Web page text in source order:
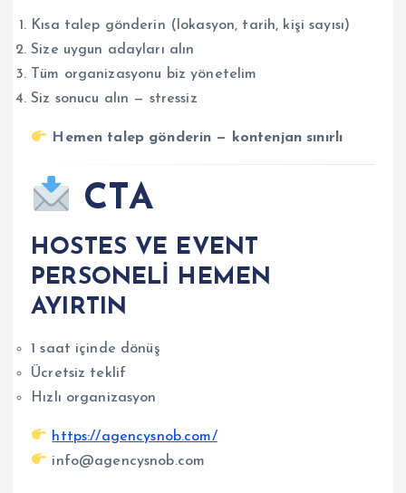
Kısa talep gönderin (lokasyon, tarih, kişi sayısı)
Size uygun adayları alın
Tüm organizasyonu biz yönetelim
Siz sonucu alın — stressiz
Hemen talep gönderin — kontenjan sınırlı
CTA
HOSTES VE EVENT
PERSONELİ HEMEN
AYIRTIN
1 saat içinde dönüş
Ücretsiz teklif
Hızlı organizasyon
https://agencysnob.com/
info@agencysnob.com